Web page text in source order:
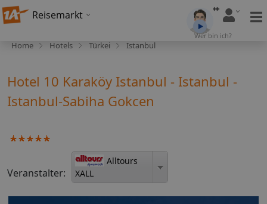
Reisemarkt
Wer bin ich?
Home Hotels Türkei Istanbul
Hotel 10 Karaköy Istanbul - Istanbul -
Istanbul-Sabiha Gokcen
Veranstalter:
Alltours
XALL